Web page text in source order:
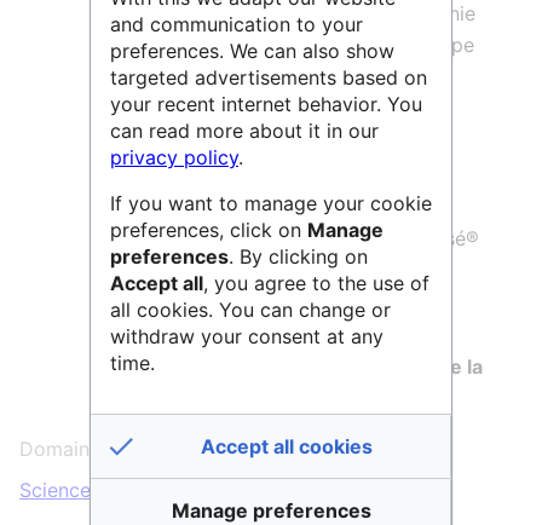
Formation ingénieur de spécialité génie
industriel par apprentissage du Groupe
ISAE
1 master international Aerospace
Engineering
6 masters recherche
15 programmes de Mastère Spécialisé®
6 écoles doctorales
Programmes de formation continue
L'ISAE-SUPAERO participe à l'
atelier de la
Domaines scientifiques :
Sciences & Technologies
and communication to your
preferences. We can also show
targeted advertisements based on
your recent internet behavior. You
can read more about it in our
privacy policy.
If you want to manage your cookie
preferences, click on Manage
preferences. By clicking on
Accept all, you agree to the use of
all cookies. You can change or
withdraw your consent at any
time.
Accept all cookies
Manage preferences